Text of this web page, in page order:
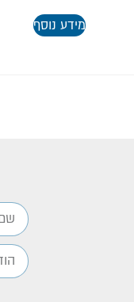
מידע נוסף